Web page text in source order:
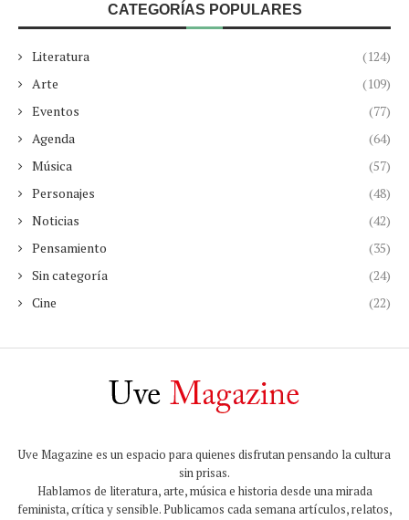
CATEGORÍAS POPULARES
Literatura
(124)
Arte
(109)
Eventos
(77)
Agenda
(64)
Música
(57)
Personajes
(48)
Noticias
(42)
Pensamiento
(35)
Sin categoría
(24)
Cine
(22)
Uve Magazine es un espacio para quienes disfrutan pensando la cultura
sin prisas.
Hablamos de literatura, arte, música e historia desde una mirada
feminista, crítica y sensible. Publicamos cada semana artículos, relatos,